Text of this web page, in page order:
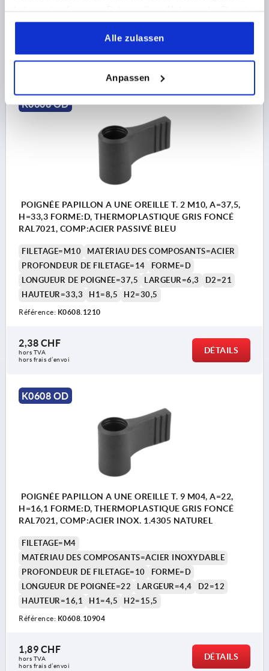
gesammelt haben.
Alle zulassen
Anpassen
Référence:K0608.1208
hors TVA
DÉTAILS
K0608 OD
POIGNÉE PAPILLON A UNE OREILLE T. 2 M10, A=37,5,
H=33,3 FORME:D, THERMOPLASTIQUE GRIS FONCÉ
RAL7021, COMP:ACIER PASSIVÉ BLEU
FILETAGE=M10
MATÉRIAU DES COMPOSANTS=ACIER
PROFONDEUR DE FILETAGE=14
FORME=D
LONGUEUR DE POIGNÉE=37,5
LARGEUR=6,3
D2=21
HAUTEUR=33,3
H1=8,5 H2=30,5
Référence: K0608.1210
2,38 CHF
hors TVA
hors frais d’envoi
DÉTAILS
K0608 OD
POIGNÉE PAPILLON A UNE OREILLE T. 9 M04, A=22,
H=16,1 FORME:D, THERMOPLASTIQUE GRIS FONCÉ
RAL7021, COMP:ACIER INOX. 1.4305 NATUREL
FILETAGE=M4
MATÉRIAU DES COMPOSANTS=ACIER INOXYDABLE
PROFONDEUR DE FILETAGE=10
FORME=D
LONGUEUR DE POIGNÉE=22
LARGEUR=4,4
D2=12
HAUTEUR=16,1
H1=4,5 H2=15,5
Référence: K0608.10904
1,89 CHF
hors TVA
hors frais d’envoi
DÉTAILS